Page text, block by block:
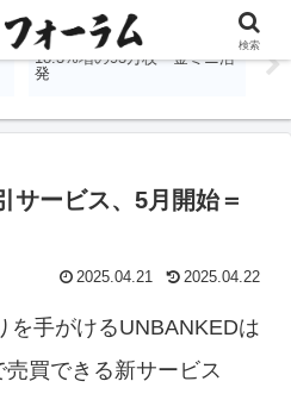
国内商品先物、6月出来高
18.3%増の93万枚 金ミニ活
発
サービス、5月開始＝
2025.04.21 2025.04.22
手がけるUNBANKEDは
買できる新サービス
検索